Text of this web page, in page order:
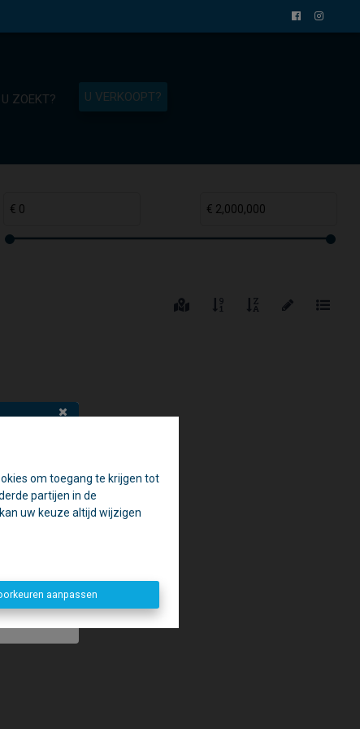
om toegang te krijgen tot
partijen in de
uw keuze altijd wijzigen
aanpassen
U ZOEKT? U VERKOOPT?